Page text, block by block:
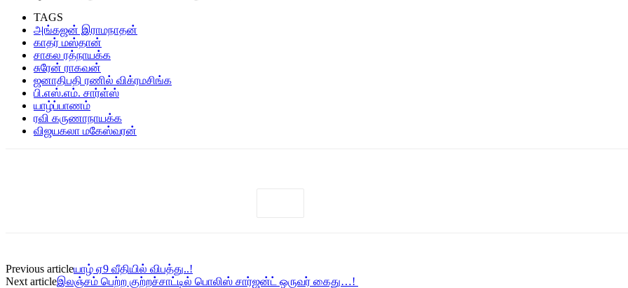
TAGS
அங்கஜன் இராமநாதன்
காதர் மஸ்தான்
சாகல ரத்நாயக்க
சுரேன் ராகவன்
ஜனாதிபதி ரணில் விக்ரமசிங்க
பி.எஸ்.எம். சார்ள்ஸ்
யாழ்ப்பாணம்
ரவி கருணாநாயக்க
விஜயகலா மகேஸ்வரன்
Previous articleயாழ் ஏ9 வீதியில் விபத்து..!
Next articleஇலஞ்சம் பெற்ற குற்றச்சாட்டில் பொலிஸ் சார்ஜன்ட் ஒருவர் கைது…!